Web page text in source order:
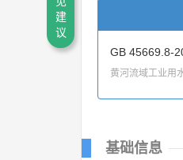
GB 45669.8-
黄河流域工业用
基础信息
建
议